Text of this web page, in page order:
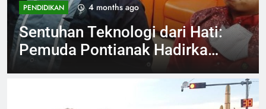
INVESTIGASI 4 months ago
Viral Aksi Petugas SPPG
Injak Buah Melon Sambil
Tertawa Berujung Klarifikasi